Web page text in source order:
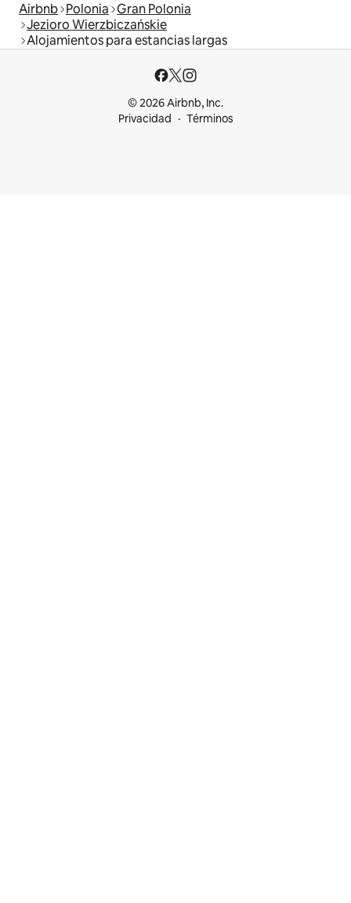
Airbnb Polonia Gran Polonia
Jezioro Wierzbiczańskie
Alojamientos para estancias largas
© 2026 Airbnb, Inc.
Privacidad
Términos